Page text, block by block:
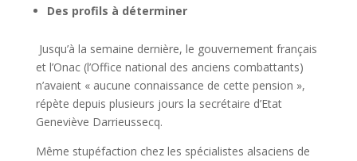
Des profils à déterminer
Jusqu’à la semaine dernière, le gouvernement français
et l’Onac (l’Office national des anciens combattants)
n’avaient « aucune connaissance de cette pension »,
répète depuis plusieurs jours la secrétaire d’Etat
Geneviève Darrieussecq.
Même stupéfaction chez les spécialistes alsaciens de